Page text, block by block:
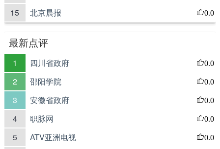
15 北京晨报 0.0
最新点评
1 四川省政府 0.0
2 邵阳学院 0.0
3 安徽省政府 0.0
4 职脉网 0.0
5 ATV亚洲电视 0.0